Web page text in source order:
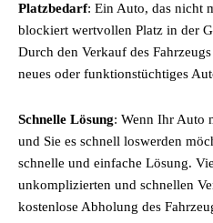
Platzbedarf: Ein Auto, das nicht
blockiert wertvollen Platz in der
Durch den Verkauf des
neues oder funktionstüchtiges
Schnelle Lösung: Wenn Ihr Auto
und Sie es schnell loswerden
schnelle und einfache Lösung.
unkomplizierten und schnellen
kostenlose Abholung des